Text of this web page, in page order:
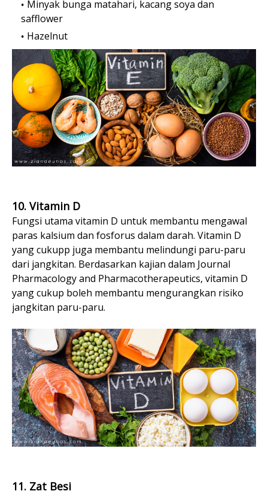
Minyak bunga matahari, kacang soya dan
safflower
Hazelnut
10. Vitamin D
Fungsi utama vitamin D untuk membantu mengawal
paras kalsium dan fosforus dalam darah. Vitamin D
yang cukupp juga membantu melindungi paru-paru
dari jangkitan. Berdasarkan kajian dalam Journal
Pharmacology and Pharmacotherapeutics, vitamin D
yang cukup boleh membantu mengurangkan risiko
jangkitan paru-paru.
11. Zat Besi